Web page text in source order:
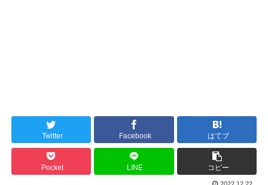
Twitter Facebook はてブ
Pocket LINE コピー
2022.12.22